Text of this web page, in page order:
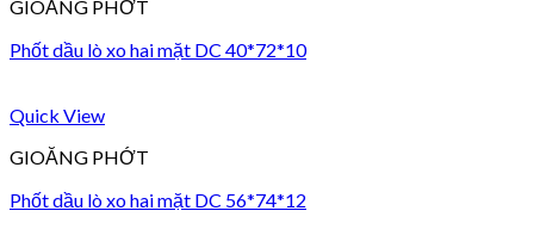
GIOĂNG PHỚT
Phốt dầu lò xo hai mặt DC 40*72*10
Quick View
GIOĂNG PHỚT
Phốt dầu lò xo hai mặt DC 56*74*12